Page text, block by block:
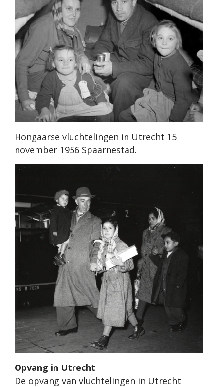
Hongaarse vluchtelingen in Utrecht 15
november 1956 Spaarnestad.
Opvang in Utrecht
De opvang van vluchtelingen in Utrecht